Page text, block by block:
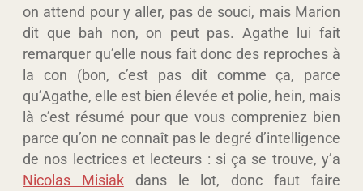
on attend pour y aller, pas de souci, mais Marion
dit que bah non, on peut pas. Agathe lui fait
remarquer qu’elle nous fait donc des reproches à
la con (bon, c’est pas dit comme ça, parce
qu’Agathe, elle est bien élevée et polie, hein, mais
là c’est résumé pour que vous compreniez bien
parce qu’on ne connaît pas le degré d’intelligence
de nos lectrices et lecteurs : si ça se trouve, y’a
Nicolas Misiakdans le lot, donc faut faire